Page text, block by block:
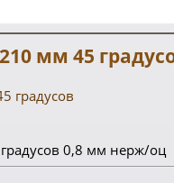
мм 45
0,8 мм нерж/оц